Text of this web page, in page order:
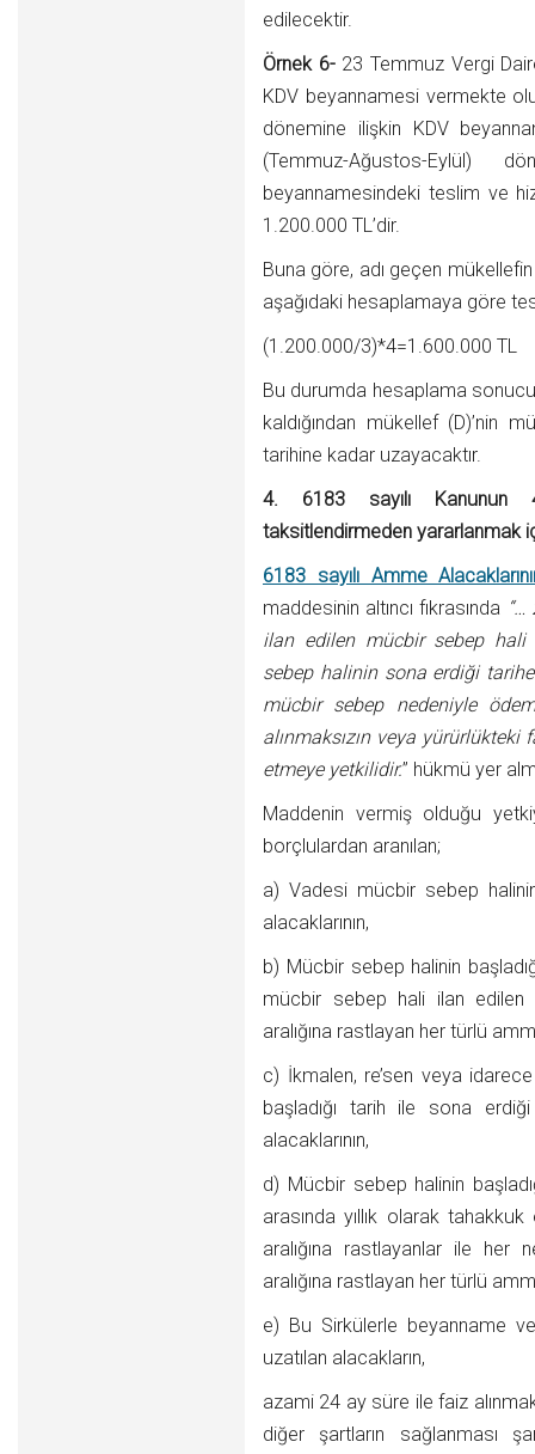
edilecektir.
Örnek 6-23 Temmuz Vergi
KDV beyannamesi vermekte
dönemine ilişkin KDV
(Temmuz-Ağustos-Eylül)
beyannamesindeki teslim ve
1.200.000 TL’dir.
Buna göre, adı geçen
aşağıdaki hesaplamaya göre
(1.200.000/3)*4=1.600.000 TL
Bu durumda hesaplama sonucu
kaldığından mükellef (D)’nin
tarihine kadar uzayacaktır.
4.
6183 sayılı
taksitlendirmeden yararlanmak
6183 sayılı Amme
maddesinin altıncı fıkrasında “…
ilan edilen mücbir sebep hali
sebep halinin sona erdiği
mücbir sebep nedeniyle
alınmaksızın veya
etmeye yetkilidir.” hükmü yer
Maddenin vermiş olduğu
borçlulardan aranılan;
a) Vadesi mücbir sebep
alacaklarının,
b) Mücbir sebep halinin
mücbir sebep hali ilan
aralığına rastlayan her türlü
c) İkmalen, re’sen veya
başladığı tarih ile sona
alacaklarının,
d) Mücbir sebep halinin
arasında yıllık olarak
aralığına rastlayanlar ile
aralığına rastlayan her türlü
e) Bu Sirkülerle beyanname
uzatılan alacakların,
azami 24 ay süre ile faiz
diğer şartların sağlanması